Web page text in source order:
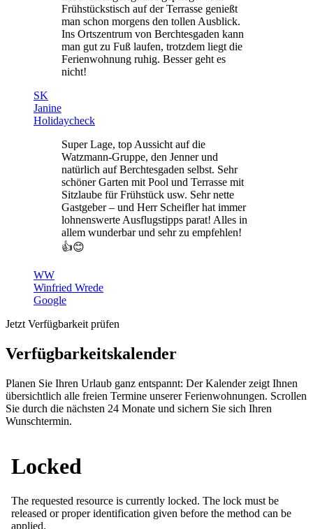
Frühstückstisch auf der Terrasse genießt
man schon morgens den tollen Ausblick.
Ins Ortszentrum von Berchtesgaden kann
man gut zu Fuß laufen, trotzdem liegt die
Ferienwohnung ruhig. Besser geht es
nicht!
SK
Janine
Holidaycheck
Super Lage, top Aussicht auf die
Watzmann-Gruppe, den Jenner und
natürlich auf Berchtesgaden selbst. Sehr
schöner Garten mit Pool und Terrasse mit
Sitzlaube für Frühstück usw. Sehr nette
Gastgeber – und Herr Scheifler hat immer
lohnenswerte Ausflugstipps parat! Alles in
allem wunderbar und sehr zu empfehlen!
👍😊
WW
Winfried Wrede
Google
Jetzt Verfügbarkeit prüfen
Verfügbarkeits­kalender
Planen Sie Ihren Urlaub ganz entspannt: Der Kalender zeigt Ihnen
übersichtlich alle freien Termine unserer Ferienwohnungen. Scrollen
Sie durch die nächsten 24 Monate und sichern Sie sich Ihren
Wunschtermin.